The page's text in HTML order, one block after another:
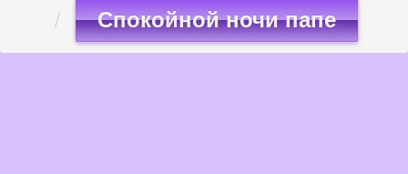
Спокойной ночи папе